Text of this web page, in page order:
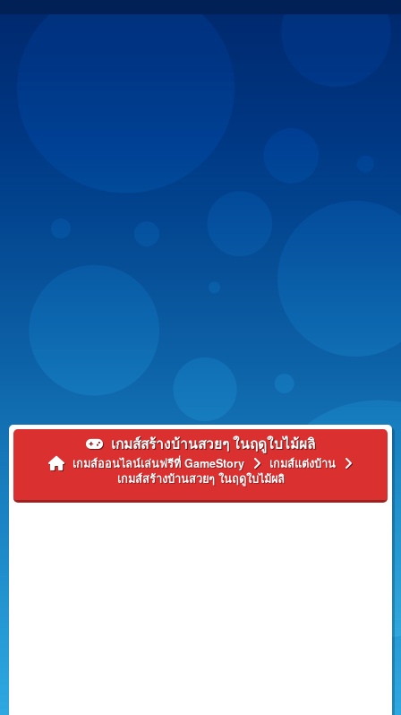
เกมส์สร้างบ้านสวยๆ ในฤดูใบไม้ผลิ
เกมส์ออนไลน์เล่นฟรีที่ GameStory
เกมส์แต่งบ้าน
เกมส์สร้างบ้านสวยๆ ในฤดูใบไม้ผลิ